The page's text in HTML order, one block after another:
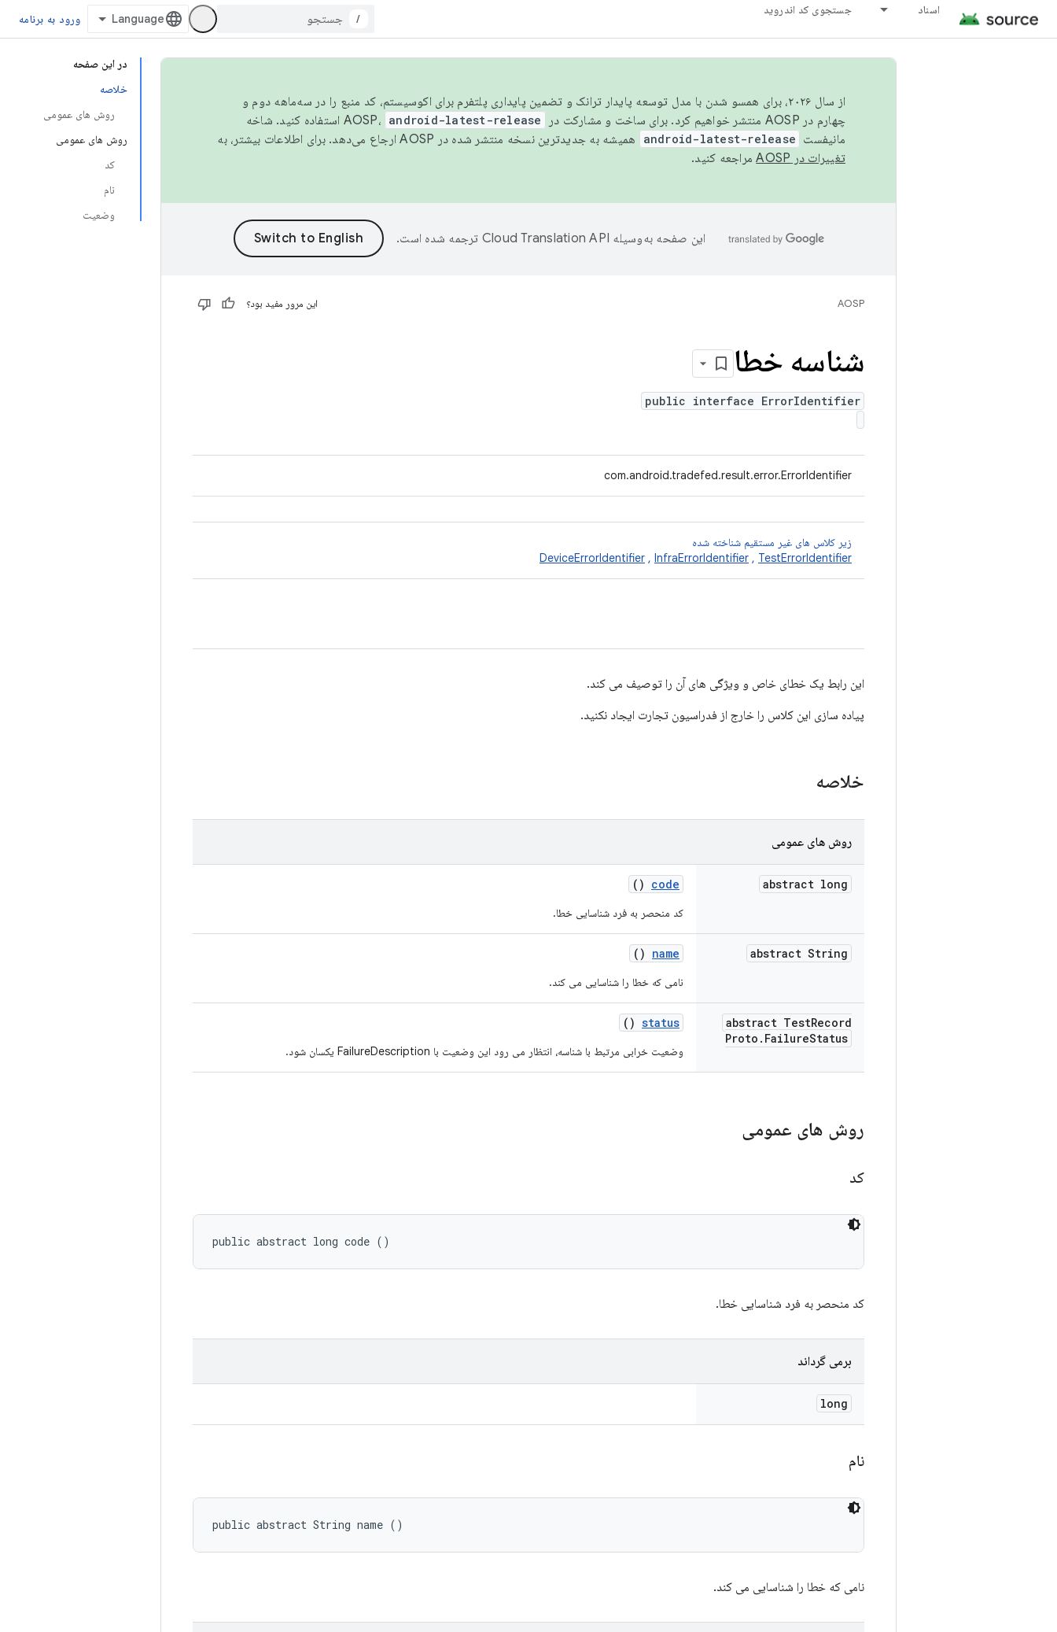
اسناد جستجوی کد اندروید
/ ورود به برنامه
در این صفحه
خلاصه
روش های عمومی
روش های عمومی
کد
نام
وضعیت
از سال ۲۰۲۶، برای همسو شدن با مدل توسعه پایدار ترانک و تضمین پایداری پلتفرم برای اکوسیستم، کد منبع را در سه‌ماهه دوم و
چهارم در AOSP منتشر خواهیم کرد. برای ساخت و مشارکت در AOSP،
android-latest-release
استفاده کنید. شاخه
مانیفست android-latest-release
همیشه به جدیدترین نسخه منتشر شده در AOSP ارجاع می‌دهد. برای اطلاعات بیشتر، به
تغییرات در AOSP
مراجعه کنید.
این صفحه به‌وسیله ترجمه شده است.
AOSP این مرور مفید بود؟
شناسه خطا
public interface ErrorIdentifier
com.android.tradefed.result.error.ErrorIdentifier
زیر کلاس های غیر مستقیم شناخته شده
DeviceErrorIdentifier , InfraErrorIdentifier , TestErrorIdentifier
این رابط یک خطای خاص و ویژگی های آن را توصیف می کند.
پیاده سازی این کلاس را خارج از فدراسیون تجارت ایجاد نکنید.
خلاصه
روش های عمومی
abstract long
code
()
کد منحصر به فرد شناسایی خطا.
abstract String
name
()
نامی که خطا را شناسایی می کند.
abstract TestRecord
Proto . FailureStatus
status
()
وضعیت خرابی مرتبط با شناسه، انتظار می رود این وضعیت با FailureDescription یکسان شود.
روش های عمومی
کد
public abstract long code ()
کد منحصر به فرد شناسایی خطا.
برمی گرداند
long
نام
public abstract String name ()
نامی که خطا را شناسایی می کند.